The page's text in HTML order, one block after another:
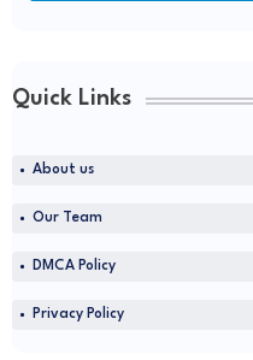
Quick Links
About us
Our Team
DMCA Policy
Privacy Policy